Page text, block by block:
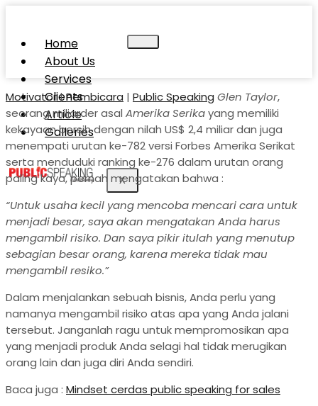
Home
About Us
Services
Clients
Article
Galleries
X
Motivator|Pembicara | Public Speaking Glen Taylor,
seorang miliarder asal Amerika Serikayang memiliki
kekayaan bersih dengan nilah US$ 2,4 miliar dan juga
menempati urutan ke-782 versi Forbes Amerika Serikat
serta menduduki ranking ke-276 dalam urutan orang
paling kaya, pernah mengatakan bahwa :
“Untuk usaha kecil yang mencoba mencari cara untuk
menjadi besar, saya akan mengatakan Anda harus
mengambil risiko. Dan saya pikir itulah yang menutup
sebagian besar orang, karena mereka tidak mau
mengambil resiko.”
Dalam menjalankan sebuah bisnis, Anda perlu yang
namanya mengambil risiko atas apa yang Anda jalani
tersebut. Janganlah ragu untuk mempromosikan apa
yang menjadi produk Anda selagi hal tidak merugikan
orang lain dan juga diri Anda sendiri.
Baca juga : Mindset cerdas public speaking for sales